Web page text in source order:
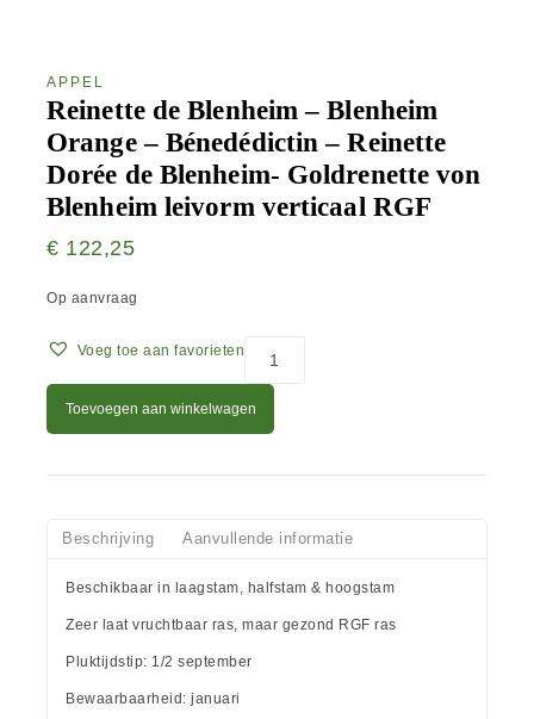
APPEL
Reinette de Blenheim – Blenheim
Orange – Bénedédictin – Reinette
Dorée de Blenheim- Goldrenette von
Blenheim leivorm verticaal RGF
€ 122,25
Op aanvraag
Voeg toe aan favorieten
Toevoegen aan winkelwagen
Beschrijving Aanvullende informatie
Beschikbaar in laagstam, halfstam & hoogstam
Zeer laat vruchtbaar ras, maar gezond RGF ras
Pluktijdstip: 1/2 september
Bewaarbaarheid: januari